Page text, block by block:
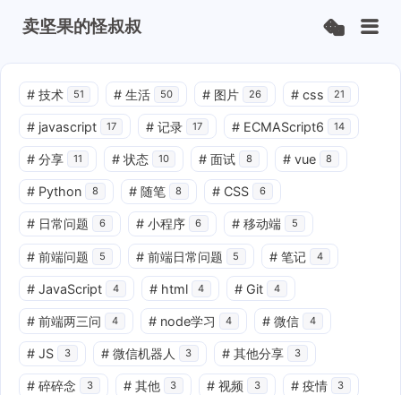
卖坚果的怪叔叔
# 技术 51 # 生活 50 # 图片 26 # css 21
# javascript 17 # 记录 17 # ECMAScript6 14
# 分享 11 # 状态 10 # 面试 8 # vue 8
# Python 8 # 随笔 8 # CSS 6
# 日常问题 6 # 小程序 6 # 移动端 5
# 前端问题 5 # 前端日常问题 5 # 笔记 4
# JavaScript 4 # html 4 # Git 4
# 前端两三问 4 # node学习 4 # 微信 4
# JS 3 # 微信机器人 3 # 其他分享 3
# 碎碎念 3 # 其他 3 # 视频 3 # 疫情 3